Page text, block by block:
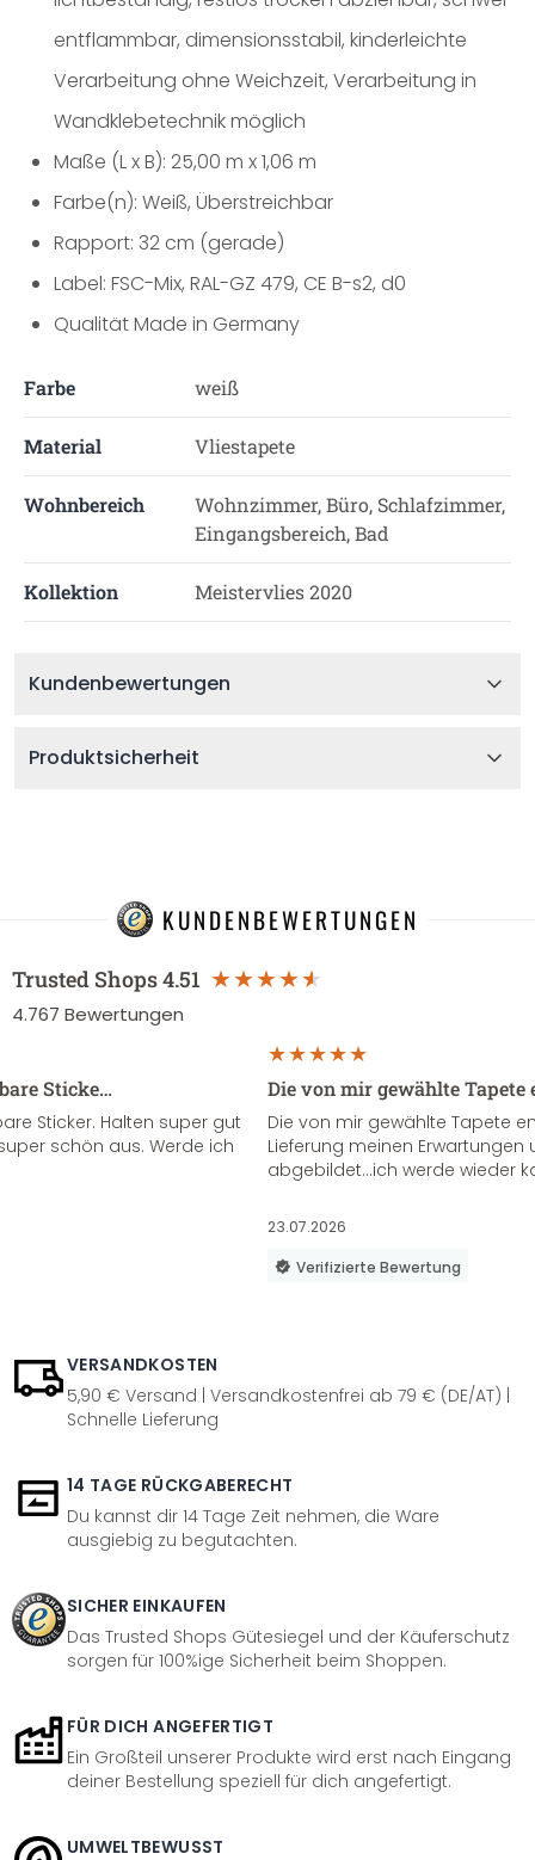
entflammbar, dimensionsstabil, kinderleichte
Verarbeitung ohne Weichzeit, Verarbeitung in
Wandklebetechnik möglich
Maße (L x B): 25,00 m x 1,06 m
Farbe(n): Weiß, Überstreichbar
Rapport: 32 cm (gerade)
Label: FSC-Mix, RAL-GZ 479, CE B-s2, d0
Qualität Made in Germany
Farbe weiß
Material Vliestapete
Wohnbereich
Wohnzimmer, Büro, Schlafzimmer,
Eingangsbereich, Bad
Kollektion Meistervlies 2020
Kundenbewertungen
Produktsicherheit
KUNDENBEWERTUNGEN
Trusted Shops4.51
4.767 Bewertungen
Sticke…
Sticker. Halten super gut
schön aus. Werde ich
Die von mir gewählte
Die von mir gewählte Tapete
Lieferung meinen Erwartungen
abgebildet...ich werde wieder
23.07.2026
Verifizierte Bewertung
VERSANDKOSTEN
5,90 € Versand | Versandkostenfrei ab 79 € (DE/AT) |
Schnelle Lieferung
14 TAGE RÜCKGABERECHT
Du kannst dir 14 Tage Zeit nehmen, die Ware
ausgiebig zu begutachten.
SICHER EINKAUFEN
Das Trusted Shops Gütesiegel und der Käuferschutz
sorgen für 100%ige Sicherheit beim Shoppen.
FÜR DICH ANGEFERTIGT
Ein Großteil unserer Produkte wird erst nach Eingang
deiner Bestellung speziell für dich angefertigt.
UMWELTBEWUSST